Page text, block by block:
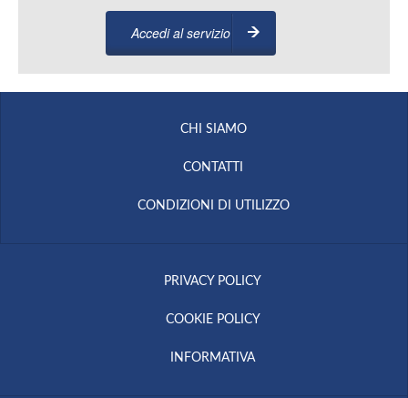
Accedi al servizio
CHI SIAMO
CONTATTI
CONDIZIONI DI UTILIZZO
PRIVACY POLICY
COOKIE POLICY
INFORMATIVA